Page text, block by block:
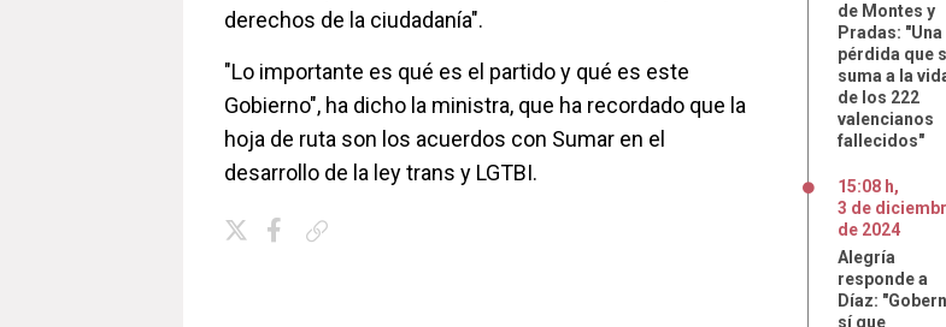
derechos de la ciudadanía".
"Lo importante es qué es el partido y qué es este
Gobierno", ha dicho la ministra, que ha recordado que la
hoja de ruta son los acuerdos con Sumar en el
desarrollo de la ley trans y LGTBI.
de Montes y
Pradas: "Una
pérdida que
suma a la
de los 222
valencianos
fallecidos"
15:08 h,
3 de
de 2024
Alegría
responde a
Díaz:
sí que